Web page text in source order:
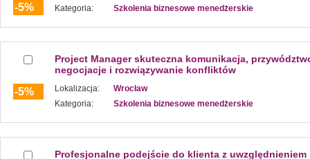
-5%
Kategoria:
Szkolenia biznesowe menedżerskie
-5%
Project Manager skuteczna komunikacja,
negocjacje i rozwiązywanie konfliktów
Lokalizacja:
Wrocław
Kategoria:
Szkolenia biznesowe menedżerskie
Profesjonalne podejście do klienta z uwzględnieniem